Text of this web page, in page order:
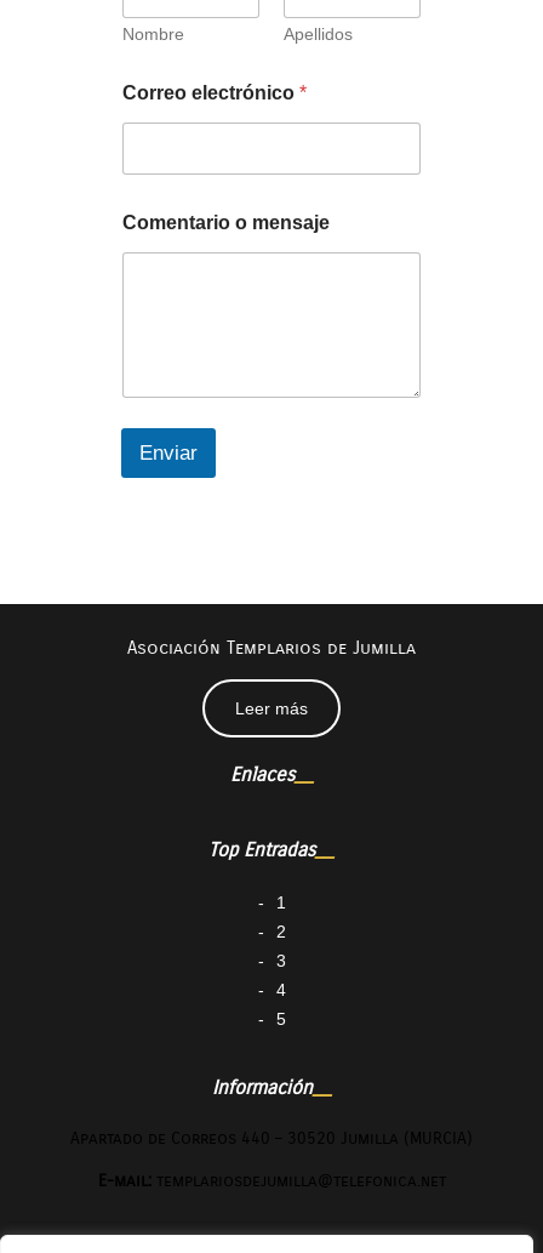
Nombre Apellidos
Correo electrónico *
Comentario o mensaje
Enviar
Asociación Templarios de Jumilla
Leer más
Enlaces
Top Entradas
1
2
3
4
5
Información
Apartado de Correos 440 – 30520 Jumilla (MURCIA)
E-mail: templariosdejumilla@telefonica.net